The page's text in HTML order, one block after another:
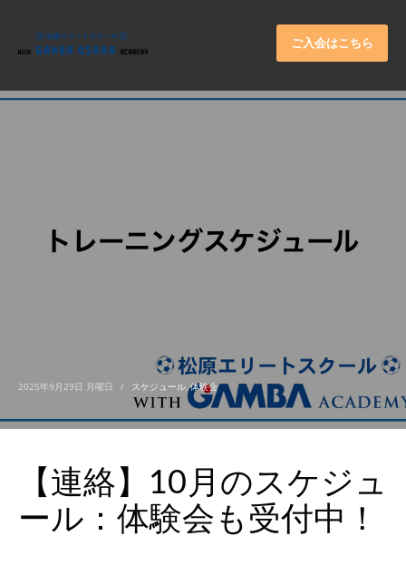
ARCHIVES
2025年6月
2024年3月
2024年2月
2024年1月
2023年7月
ご入会はこちら
2025年9月29日 月曜日 / スケジュール,体験会
【連絡】10月のスケジュ
ール：体験会も受付中！